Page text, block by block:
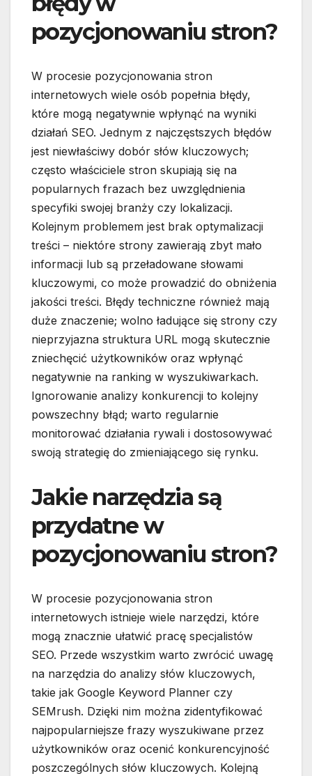
pozycjonowaniu stron?
W procesie pozycjonowania stron
internetowych wiele osób popełnia błędy,
które mogą negatywnie wpłynąć na wyniki
działań SEO. Jednym z najczęstszych błędów
jest niewłaściwy dobór słów kluczowych;
często właściciele stron skupiają się na
popularnych frazach bez uwzględnienia
specyfiki swojej branży czy lokalizacji.
Kolejnym problemem jest brak optymalizacji
treści – niektóre strony zawierają zbyt mało
informacji lub są przeładowane słowami
kluczowymi, co może prowadzić do obniżenia
jakości treści. Błędy techniczne również mają
duże znaczenie; wolno ładujące się strony czy
nieprzyjazna struktura URL mogą skutecznie
zniechęcić użytkowników oraz wpłynąć
negatywnie na ranking w wyszukiwarkach.
Ignorowanie analizy konkurencji to kolejny
powszechny błąd; warto regularnie
monitorować działania rywali i dostosowywać
swoją strategię do zmieniającego się rynku.
Jakie narzędzia są
przydatne w
pozycjonowaniu stron?
W procesie pozycjonowania stron
internetowych istnieje wiele narzędzi, które
mogą znacznie ułatwić pracę specjalistów
SEO. Przede wszystkim warto zwrócić uwagę
na narzędzia do analizy słów kluczowych,
takie jak Google Keyword Planner czy
SEMrush. Dzięki nim można zidentyfikować
najpopularniejsze frazy wyszukiwane przez
użytkowników oraz ocenić konkurencyjność
poszczególnych słów kluczowych. Kolejną